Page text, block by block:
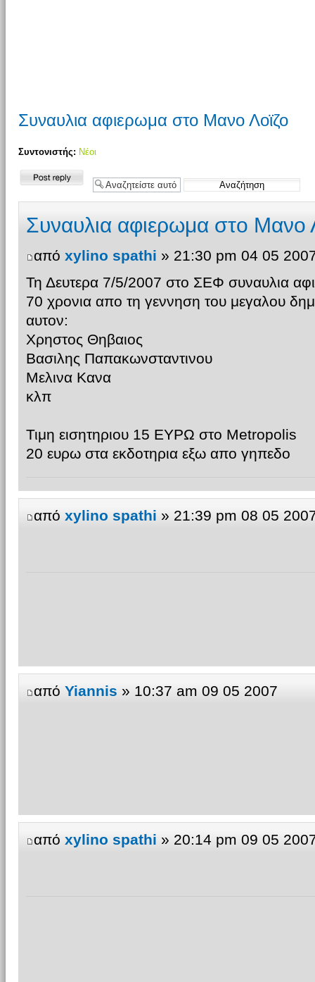
Συναυλια αφιερωμα στο Μανο Λοϊζο
Συντονιστής: Νέοι
Δημιουργία
Συναυλια αφιερωμα στο Μανο
από xylino spathi » 21:30 pm 04 05
Τη Δευτερα 7/5/2007 στο ΣΕΦ συναυλια
70 χρονια απο τη γεννηση του μεγαλου
αυτον:
Χρηστος Θηβαιος
Βασιλης Παπακωνσταντινου
Μελινα Κανα
κλπ
Τιμη εισητηριου 15 ΕΥΡΩ στο Metropolis
20 ευρω στα εκδοτηρια εξω απο γηπεδο
από xylino spathi » 21:39 pm 08 05
από Yiannis » 10:37 am 09 05 2007
από xylino spathi » 20:14 pm 09 05